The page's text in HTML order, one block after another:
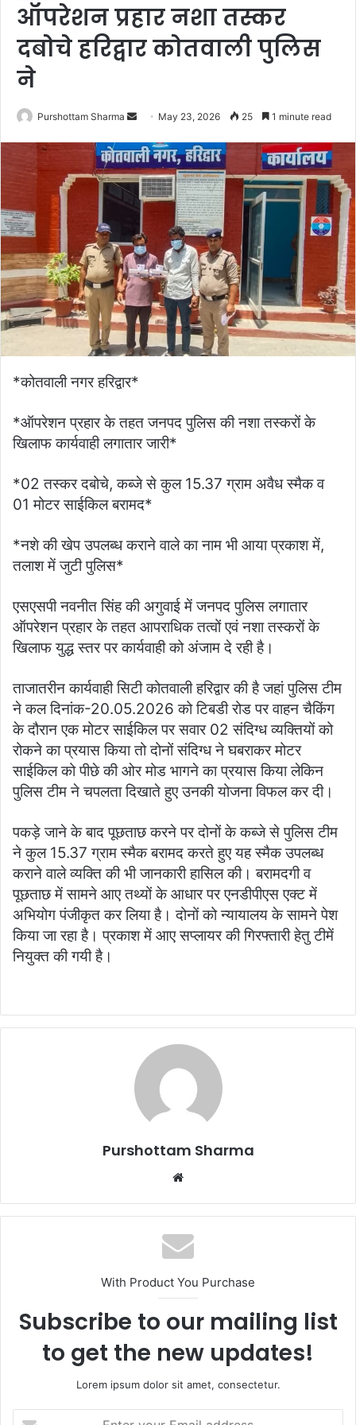
ऑपरेशन प्रहार नशा तस्कर
दबोचे हरिद्वार कोतवाली पुलिस
ने
Purshottam Sharma
n
d
a
n
e
m
a
l
May 23, 2026 25 1 minute read
*कोतवाली नगर हरिद्वार*
*ऑपरेशन प्रहार के तहत जनपद पुलिस की नशा तस्करों के
खिलाफ कार्यवाही लगातार जारी*
*02 तस्कर दबोचे, कब्जे से कुल 15.37 ग्राम अवैध स्मैक व
01 मोटर साईकिल बरामद*
*नशे की खेप उपलब्ध कराने वाले का नाम भी आया प्रकाश में,
तलाश में जुटी पुलिस*
एसएसपी नवनीत सिंह की अगुवाई में जनपद पुलिस लगातार
ऑपरेशन प्रहार के तहत आपराधिक तत्वों एवं नशा तस्करों के
खिलाफ युद्ध स्तर पर कार्यवाही को अंजाम दे रही है।
ताजातरीन कार्यवाही सिटी कोतवाली हरिद्वार की है जहां पुलिस टीम
ने कल दिनांक-20.05.2026 को टिबडी रोड पर वाहन चैकिंग
के दौरान एक मोटर साईकिल पर सवार 02 संदिग्ध व्यक्तियों को
रोकने का प्रयास किया तो दोनों संदिग्ध ने घबराकर मोटर
साईकिल को पीछे की ओर मोड भागने का प्रयास किया लेकिन
पुलिस टीम ने चपलता दिखाते हुए उनकी योजना विफल कर दी।
पकड़े जाने के बाद पूछताछ करने पर दोनों के कब्जे से पुलिस टीम
ने कुल 15.37 ग्राम स्मैक बरामद करते हुए यह स्मैक उपलब्ध
कराने वाले व्यक्ति की भी जानकारी हासिल की। बरामदगी व
पूछताछ में सामने आए तथ्यों के आधार पर एनडीपीएस एक्ट में
अभियोग पंजीकृत कर लिया है। दोनों को न्यायालय के सामने पेश
किया जा रहा है। प्रकाश में आए सप्लायर की गिरफ्तारी हेतु टीमें
नियुक्त की गयी है।
Purshottam Sharma
b
s
i
e
With Product You Purchase
Subscribe to our mailing list
to get the new updates!
Lorem ipsum dolor sit amet, consectetur.